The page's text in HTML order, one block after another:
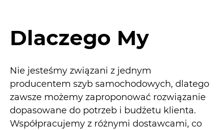
Dlaczego My
Nie jesteśmy związani z jednym
producentem szyb samochodowych, dlatego
zawsze możemy zaproponować rozwiązanie
dopasowane do potrzeb i budżetu klienta.
Współpracujemy z różnymi dostawcami, co